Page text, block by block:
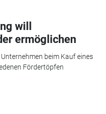
will
ermöglichen
beim Kauf eines
Fördertöpfen